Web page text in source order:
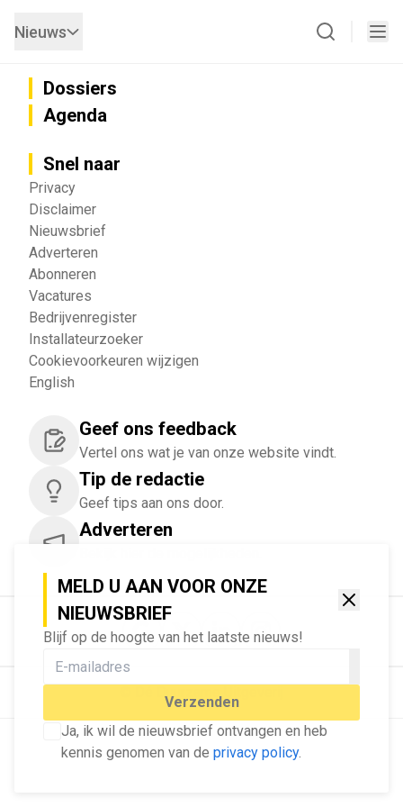
MELD U AAN VOOR ONZE
NIEUWSBRIEF
Blijf op de hoogte van het laatste nieuws!
Verzenden
Ja, ik wil de nieuwsbrief ontvangen en heb
kennis genomen van de privacy policy.
Nieuws
Dossiers
Agenda
Snel naar
Privacy
Disclaimer
Nieuwsbrief
Adverteren
Abonneren
Vacatures
Bedrijvenregister
Installateurzoeker
Cookievoorkeuren wijzigen
English
Geef ons feedback
Vertel ons wat je van onze website vindt.
Tip de redactie
Geef tips aan ons door.
Adverteren
© Dé Duurzame Uitgeverij